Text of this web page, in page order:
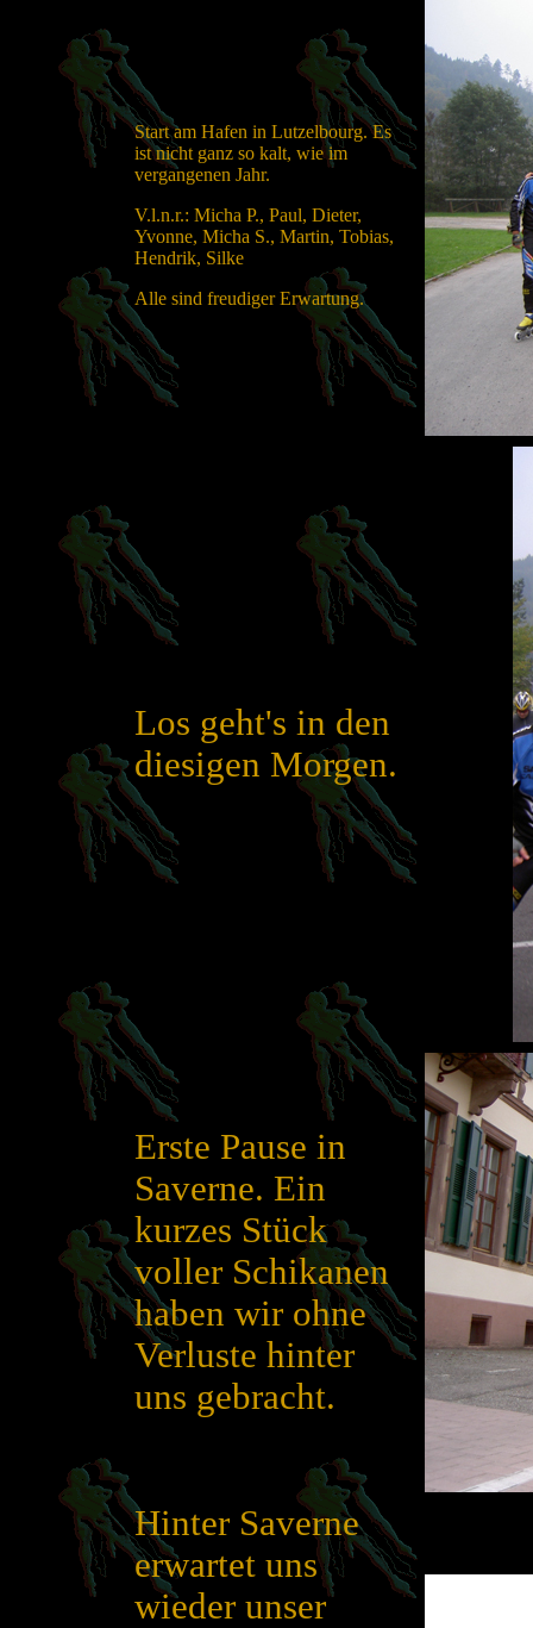
Start am Hafen in Lutzelbourg. Es
ist nicht ganz so kalt, wie im
vergangenen Jahr.
V.l.n.r.: Micha P., Paul, Dieter,
Yvonne, Micha S., Martin, Tobias,
Hendrik, Silke
Alle sind freudiger Erwartung.
Los geht's in den
diesigen Morgen.
Erste Pause in
Saverne. Ein
kurzes Stück
voller Schikanen
haben wir ohne
Verluste hinter
uns gebracht.
Hinter Saverne
erwartet uns
wieder unser